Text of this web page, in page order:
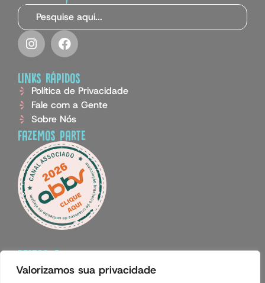
Valorizamos sua privacidade
links rápidos
Política de Privacidade
Fale com a Gente
Sobre Nós
fazemos parte
destaque